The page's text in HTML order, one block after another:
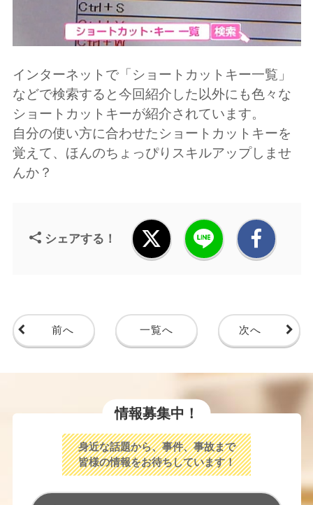
インターネットで「ショートカットキー一覧」
などで検索すると今回紹介した以外にも色々な
ショートカットキーが紹介されています。
自分の使い方に合わせたショートカットキーを
覚えて、ほんのちょっぴりスキルアップしませ
んか？
シェアする！
前へ 一覧へ 次へ
情報募集中！
身近な話題から、事件、事故まで
皆様の情報をお待ちしています！